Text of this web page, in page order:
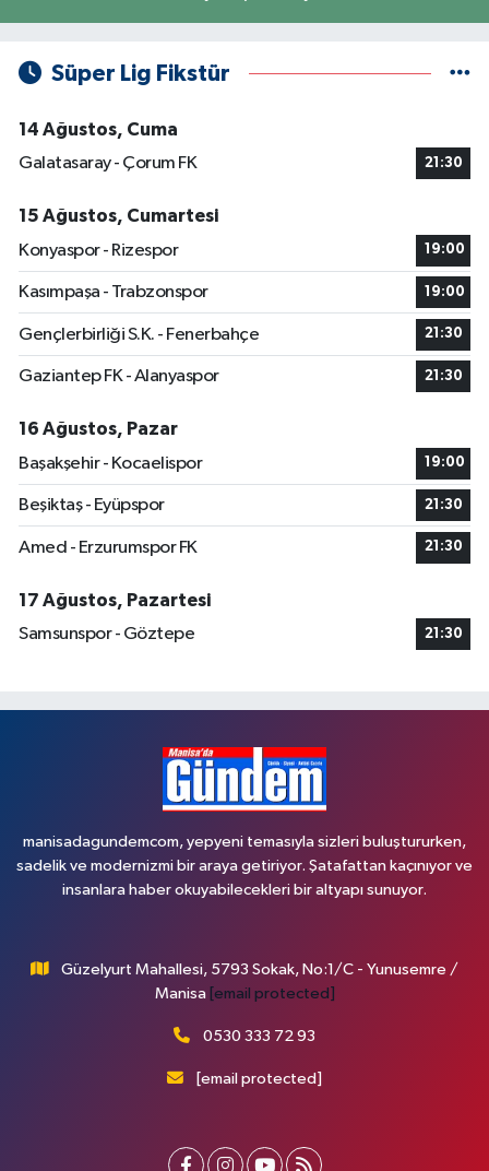
Süper Lig Fikstür
14 Ağustos, Cuma
Galatasaray - Çorum FK
21:30
15 Ağustos, Cumartesi
Konyaspor - Rizespor
19:00
Kasımpaşa - Trabzonspor 19:00
Gençlerbirliği S.K. - Fenerbahçe 21:30
Gaziantep FK - Alanyaspor 21:30
16 Ağustos, Pazar
Başakşehir - Kocaelispor
19:00
Beşiktaş - Eyüpspor 21:30
Amed - Erzurumspor FK 21:30
17 Ağustos, Pazartesi
Samsunspor - Göztepe
21:30
manisadagundemcom, yepyeni temasıyla sizleri buluştururken,
sadelik ve modernizmi bir araya getiriyor. Şatafattan kaçınıyor ve
insanlara haber okuyabilecekleri bir altyapı sunuyor.
Güzelyurt Mahallesi, 5793 Sokak, No:1/C - Yunusemre /
Manisa [email protected]
0530 333 72 93
[email protected]